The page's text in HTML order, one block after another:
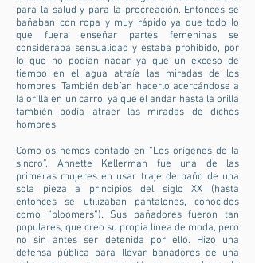
para la salud y para la procreación. Entonces se
bañaban con ropa y muy rápido ya que todo lo
que fuera enseñar partes femeninas se
consideraba sensualidad y estaba prohibido, por
lo que no podían nadar ya que un exceso de
tiempo en el agua atraía las miradas de los
hombres. También debían hacerlo acercándose a
la orilla en un carro, ya que el andar hasta la orilla
también podía atraer las miradas de dichos
hombres.
Como os hemos contado en “Los orígenes de la
sincro”, Annette Kellerman fue una de las
primeras mujeres en usar traje de baño de una
sola pieza a principios del siglo XX (hasta
entonces se utilizaban pantalones, conocidos
como “bloomers“). Sus bañadores fueron tan
populares, que creo su propia línea de moda, pero
no sin antes ser detenida por ello. Hizo una
defensa pública para llevar bañadores de una